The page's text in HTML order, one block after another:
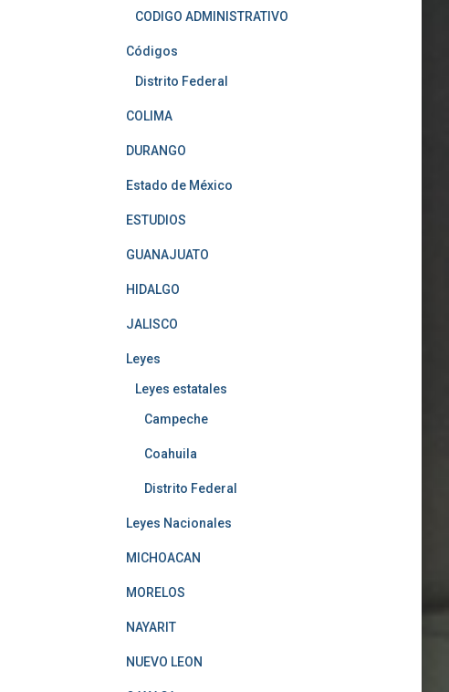
CODIGO ADMINISTRATIVO
Códigos
Distrito Federal
COLIMA
DURANGO
Estado de México
ESTUDIOS
GUANAJUATO
HIDALGO
JALISCO
Leyes
Leyes estatales
Campeche
Coahuila
Distrito Federal
Leyes Nacionales
MICHOACAN
MORELOS
NAYARIT
NUEVO LEON